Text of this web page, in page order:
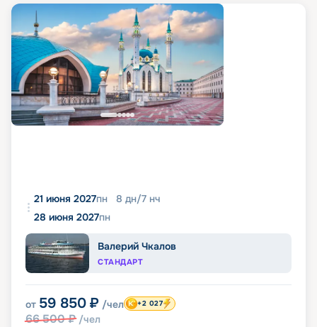
21 июня 2027пн 8 дн/7 нч
28 июня 2027пн
Валерий Чкалов
СТАНДАРТ
от 59 850 ₽ /чел
66 500₽ /чел
+2 027